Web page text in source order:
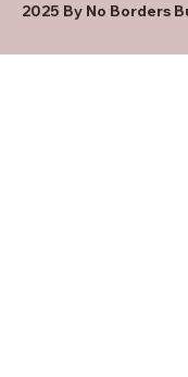
2025 By No Borders